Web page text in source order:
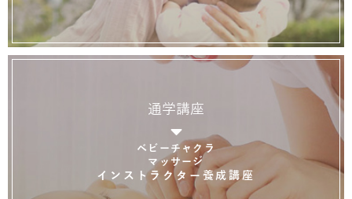
通学講座
ベビーチャクラ
マッサージ
インストラクター養成講座